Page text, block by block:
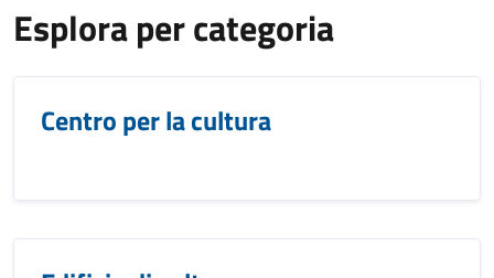
Esplora per categoria
Centro per la cultura